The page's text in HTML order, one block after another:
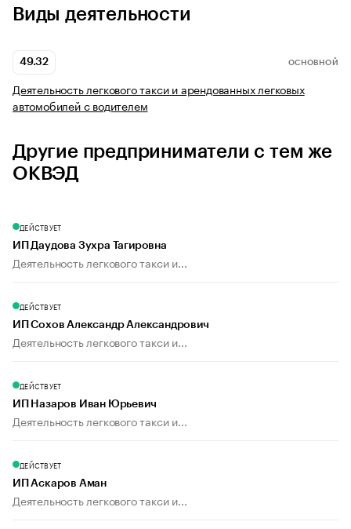
Виды деятельности
49.32 ОСНОВНОЙ
Деятельность легкового такси и арендованных легковых
автомобилей с водителем
Другие предприниматели с тем же
ОКВЭД
ДЕЙСТВУЕТ
ИП Даудова Зухра Тагировна
Деятельность легкового такси и...
ДЕЙСТВУЕТ
ИП Сохов Александр Александрович
Деятельность легкового такси и...
ДЕЙСТВУЕТ
ИП Назаров Иван Юрьевич
Деятельность легкового такси и...
ДЕЙСТВУЕТ
ИП Аскаров Аман
Деятельность легкового такси и...